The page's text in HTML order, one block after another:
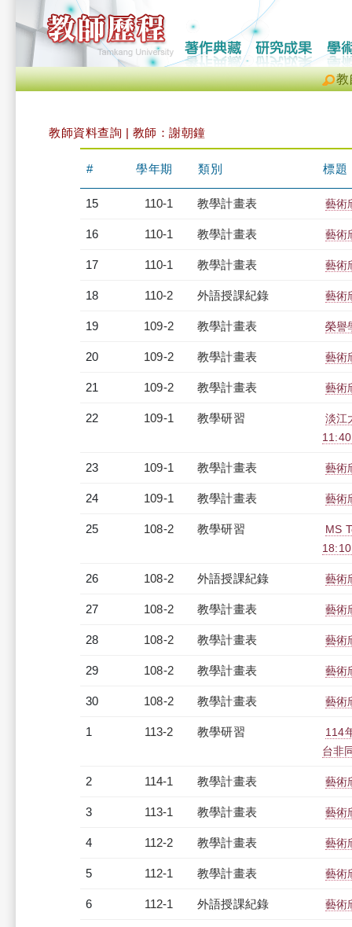
教
教師資料查詢 | 教師：謝朝鐘
# 學年期 類別 標題
15 110-1 教學計畫表 藝術
16 110-1 教學計畫表 藝術
17 110-1 教學計畫表 藝術
18 110-2 外語授課紀錄 藝術
19 109-2 教學計畫表 榮譽
20 109-2 教學計畫表 藝術
21 109-2 教學計畫表 藝術
22 109-1 教學研習
淡江
23 109-1 教學計畫表 藝術
24 109-1 教學計畫表 藝術
25 108-2 教學研習
MS
26 108-2 外語授課紀錄 藝術
27 108-2 教學計畫表 藝術
28 108-2 教學計畫表 藝術
29 108-2 教學計畫表 藝術
30 108-2 教學計畫表 藝術
1 113-2 教學研習
114
台非
2 114-1 教學計畫表 藝術
3 113-1 教學計畫表 藝術
4 112-2 教學計畫表 藝術
5 112-1 教學計畫表 藝術
6 112-1 外語授課紀錄 藝術